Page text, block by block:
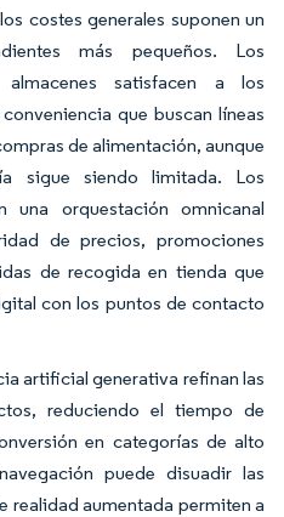
costes generales suponen un
más pequeños. Los
satisfacen a los
que buscan líneas
de alimentación, aunque
sigue siendo limitada. Los
una orquestación omnicanal
de precios, promociones
de recogida en tienda que
con los puntos de contacto
artificial generativa refinan las
reduciendo el tiempo de
en categorías de alto
puede disuadir las
realidad aumentada permiten a